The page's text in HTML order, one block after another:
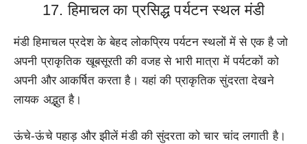
17. हिमाचल का प्रसिद्ध पर्यटन स्थल मंडी
मंडी हिमाचल प्रदेश के बेहद लोकप्रिय पर्यटन स्थलों में से एक है जो
अपनी प्राकृतिक खूबसूरती की वजह से भारी मात्रा में पर्यटकों को
अपनी और आकर्षित करता है। यहां की प्राकृतिक सुंदरता देखने
लायक अद्भुत है।
ऊंचे-ऊंचे पहाड़ और झीलें मंडी की सुंदरता को चार चांद लगाती है।